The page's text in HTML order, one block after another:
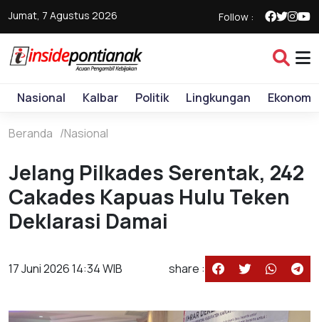
Jumat, 7 Agustus 2026 Follow :
Nasional Kalbar Politik Lingkungan Ekonomi
Beranda Nasional
Jelang Pilkades Serentak, 242
Cakades Kapuas Hulu Teken
Deklarasi Damai
17 Juni 2026 14:34 WIB share :